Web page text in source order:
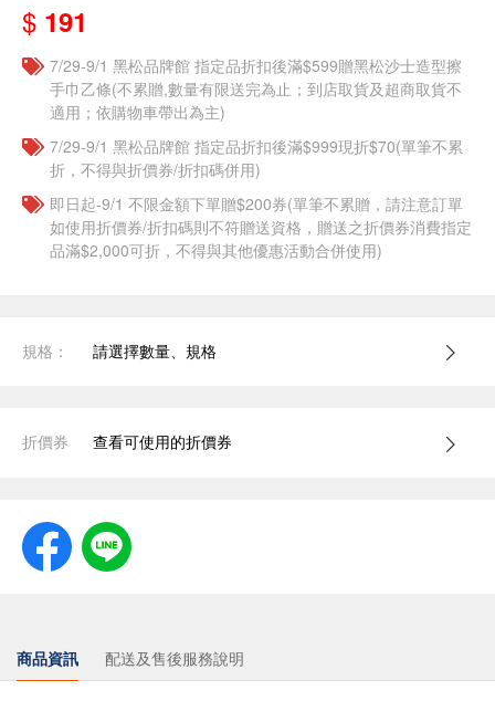
$ 191
7/29-9/1 黑松品牌館 指定品折扣後滿$599贈黑松沙士造型擦
手巾乙條(不累贈,數量有限送完為止；到店取貨及超商取貨不
適用；依購物車帶出為主)
7/29-9/1 黑松品牌館 指定品折扣後滿$999現折$70(單筆不累
折，不得與折價券/折扣碼併用)
即日起-9/1 不限金額下單贈$200券(單筆不累贈，請注意訂單
如使用折價券/折扣碼則不符贈送資格，贈送之折價券消費指定
品滿$2,000可折，不得與其他優惠活動合併使用)
規格： 請選擇數量、規格
折價券 查看可使用的折價券
商品資訊 配送及售後服務說明